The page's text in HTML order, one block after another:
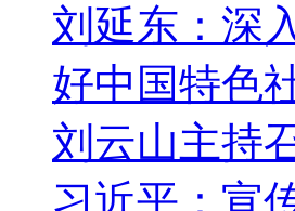
刘延东：深
好中国特色
刘云山主持
习近平：宣